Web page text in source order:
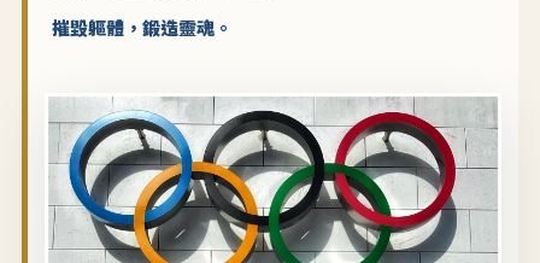
摧毀軀體，鍛造靈魂。